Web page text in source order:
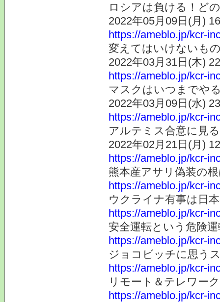
ロシアは負ける！ど
2022年05月09日(月)
https://ameblo.jp/kcr-
変えてはいけないも
2022年03月31日(木)
https://ameblo.jp/kcr-
マスクはいつまでや
2022年03月09日(水)
https://ameblo.jp/kcr-
アルテミス合意に見
2022年02月21日(月)
https://ameblo.jp/kcr-
熊本産アサリ偽装の
https://ameblo.jp/kcr-
ウクライナ有事は日
https://ameblo.jp/kcr-
安全運転という危険
https://ameblo.jp/kcr-
ジョコビッチに思う
https://ameblo.jp/kcr-
リモート＆テレワー
https://ameblo.jp/kcr-